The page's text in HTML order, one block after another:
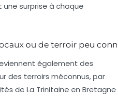
surprise à chaque
ou de terroir peu
également des
des terroirs méconnus, par
de La Trinitaine en Bretagne